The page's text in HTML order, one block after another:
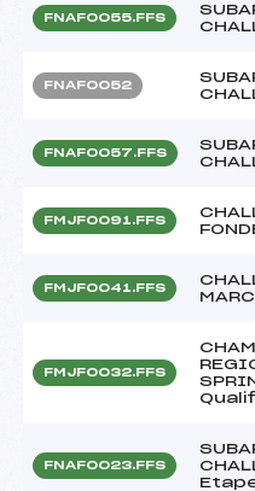
FNAF0055.FFS
FNAF0052
FNAF0057.FFS
FMJF0091.FFS
FMJF0041.FFS
FMJF0032.FFS
FNAF0023.FFS